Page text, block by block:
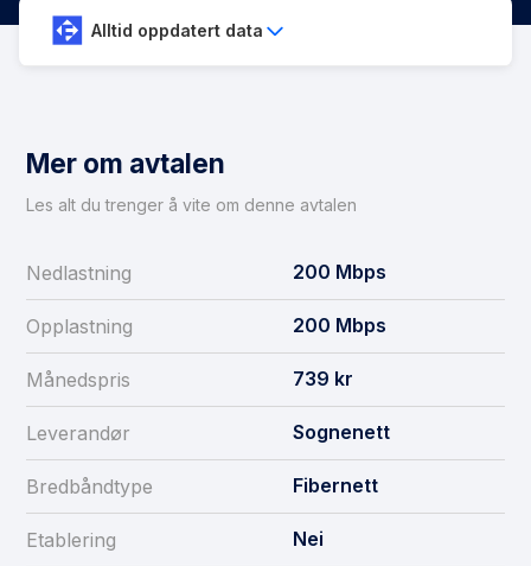
Alltid oppdatert data
Mer om avtalen
Les alt du trenger å vite om denne avtalen
Nedlastning 200 Mbps
Opplastning 200 Mbps
Månedspris 739 kr
Leverandør Sognenett
Bredbåndtype Fibernett
Etablering Nei